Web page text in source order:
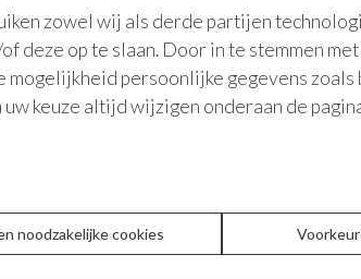
zowel wij als derde partijen
deze op te slaan. Door in te stemmen
persoonlijke gegevens
keuze altijd wijzigen onderaan de
noodzakelijke cookies